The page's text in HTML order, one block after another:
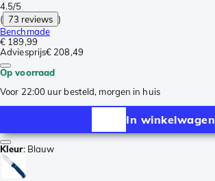
4.5/5
( 73 reviews )
Benchmade
€ 189,99
Adviesprijs€ 208,49
Op voorraad
Voor 22:00 uur besteld, morgen in huis
In winkelwagen
Kleur: Blauw